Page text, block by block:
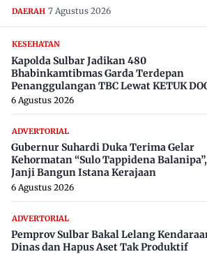
DAERAH 7 Agustus 2026
KESEHATAN
Kapolda Sulbar Jadikan 480
Bhabinkamtibmas Garda Terdepan
Penanggulangan TBC Lewat KETUK
di 650 Desa
6 Agustus 2026
ADVERTORIAL
Gubernur Suhardi Duka Terima Gelar
Kehormatan “Sulo Tappidena Balanipa”,
Janji Bangun Istana Kerajaan
6 Agustus 2026
ADVERTORIAL
Pemprov Sulbar Bakal Lelang
Dinas dan Hapus Aset Tak Produktif